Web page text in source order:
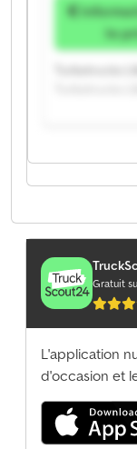
Information sur
le
Turbotrucks
Turbotrucks
Turbotrucks
Gratuit
L'application
d'occasion et